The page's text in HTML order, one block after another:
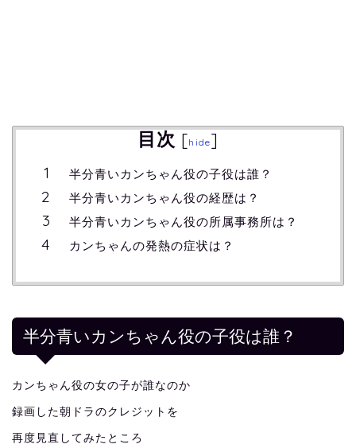
目次 [hide]
半分青いカンちゃん役の子役は誰？
半分青いカンちゃん役の経歴は？
半分青いカンちゃん役の所属事務所は？
カンちゃんの発熱の症状は？
半分青いカンちゃん役の子役は誰？
カンちゃん役の女の子が誰なのか
録画した朝ドラのクレジットを
再度見直してみたところ